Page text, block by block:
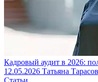
Кадровый аудит в 2026:
12.05.2026 Татьяна
Статьи